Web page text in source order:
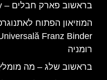
בראשוב פארק חבלים – Adventure Park Brasov
רומניה
בראשוב שלג – מה